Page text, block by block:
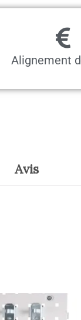
Alignement
Avis